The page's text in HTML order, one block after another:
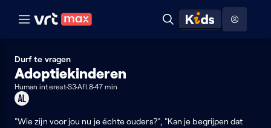
Naar hoofdinhoud Naar audiodescriptie Naar help
Zoeken
ontdekken
Durf te vragen
Adoptiekinderen
Human interestS3Afl.847 min
Geschikt
alle
"Wie zijn voor jou nu je échte ouders?", "Kan je begrijpen dat